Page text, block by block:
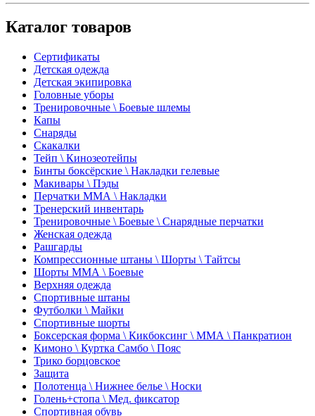
Каталог товаров
Сертификаты
Детская одежда
Детская экипировка
Головные уборы
Тренировочные \ Боевые шлемы
Капы
Снаряды
Скакалки
Тейп \ Кинозеотейпы
Бинты боксёрские \ Накладки гелевые
Макивары \ Пэды
Перчатки ММА \ Накладки
Тренерский инвентарь
Тренировочные \ Боевые \ Снарядные перчатки
Женская одежда
Рашгарды
Компрессионные штаны \ Шорты \ Тайтсы
Шорты ММА \ Боевые
Верхняя одежда
Спортивные штаны
Футболки \ Майки
Спортивные шорты
Боксерская форма \ Кикбоксинг \ ММА \ Панкратион
Кимоно \ Куртка Самбо \ Пояс
Трико борцовское
Защита
Полотенца \ Нижнее белье \ Носки
Голень+стопа \ Мед. фиксатор
Спортивная обувь